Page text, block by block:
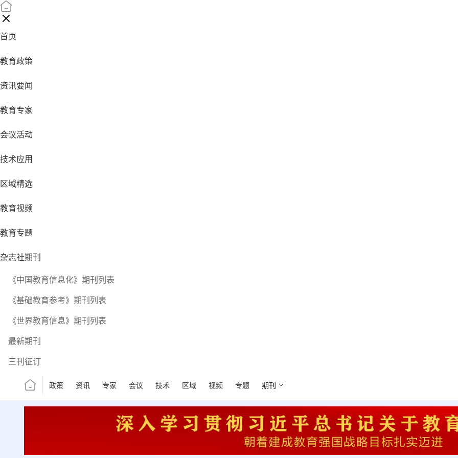
首页
教育政策
资讯要闻
教育专家
会议活动
技术应用
区域精选
教育视频
教育专题
杂志社期刊
《中国教育信息化》期刊列表
《基础教育参考》期刊列表
《世界教育信息》期刊列表
最新期刊
三刊征订
政策 资讯 专家 会议 技术 区域 视频 专题 期刊